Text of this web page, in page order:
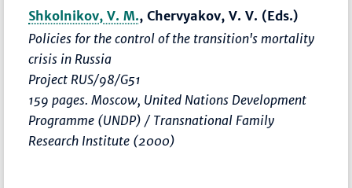
Shkolnikov, V. M., Chervyakov, V. V. (Eds.)
Policies for the control of the transition's mortality
crisis in Russia
Project RUS/98/G51
159 pages. Moscow, United Nations Development
Programme (UNDP) / Transnational Family
Research Institute (2000)